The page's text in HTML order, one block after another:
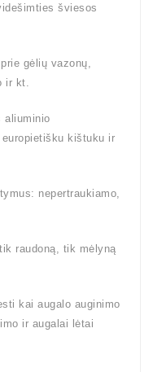
šviesos
gėlių vazonų,
ir kt.
aliuminio
kištuku ir
nepertraukiamo,
raudoną, tik mėlyną
kai augalo auginimo
ir augalai lėtai